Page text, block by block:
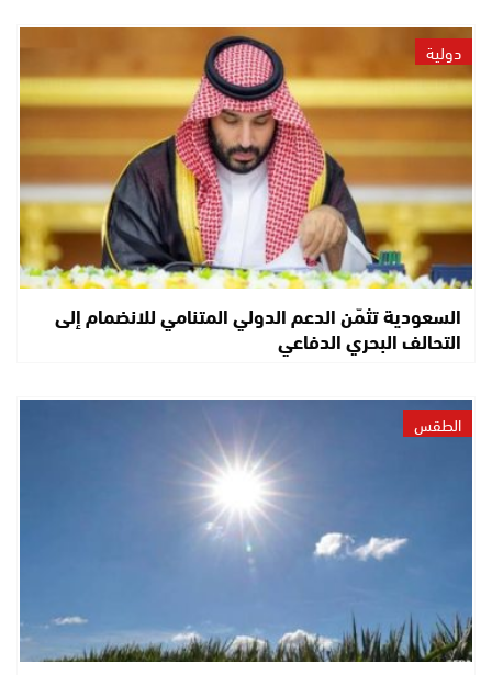
دولية
السعودية تثمّن الدعم الدولي المتنامي للانضمام إلى
التحالف البحري الدفاعي
الطقس